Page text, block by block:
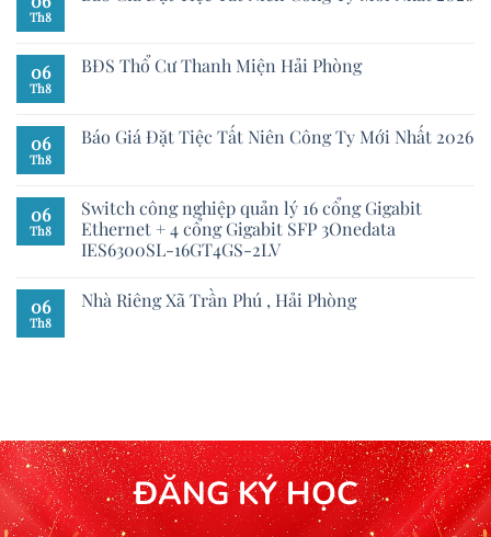
Th8
06
Th8
BĐS Thổ Cư Thanh Miện Hải Phòng
06
Th8
Báo Giá Đặt Tiệc Tất Niên Công Ty Mới Nhất 2026
06
Th8
Switch công nghiệp quản lý 16 cổng Gigabit
Ethernet + 4 cổng Gigabit SFP 3Onedata
IES6300SL-16GT4GS-2LV
06
Th8
Nhà Riêng Xã Trần Phú , Hải Phòng
ĐĂNG KÝ HỌC